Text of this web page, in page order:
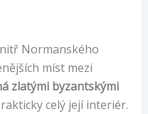
Normanského
míst mezi
zlatými byzantskými
celý její interiér.